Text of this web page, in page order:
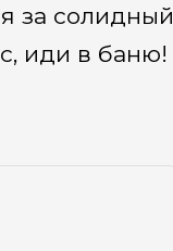
за солидный
иди в баню!